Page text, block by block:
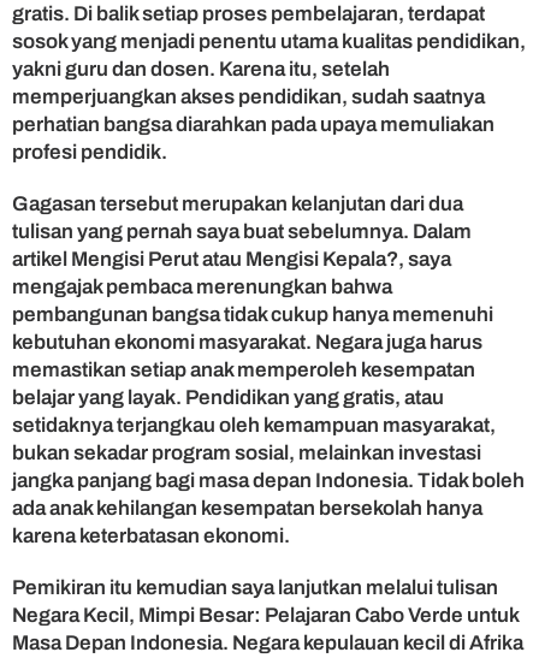
G
u
u
d
a
o
s
gratis. Di balik setiap proses pembelajaran, terdapat
sosok yang menjadi penentu utama kualitas pendidikan,
yakni guru dan dosen. Karena itu, setelah
memperjuangkan akses pendidikan, sudah saatnya
perhatian bangsa diarahkan pada upaya memuliakan
profesi pendidik.
Gagasan tersebut merupakan kelanjutan dari dua
tulisan yang pernah saya buat sebelumnya. Dalam
artikel Mengisi Perut atau Mengisi Kepala?, saya
mengajak pembaca merenungkan bahwa
pembangunan bangsa tidak cukup hanya memenuhi
kebutuhan ekonomi masyarakat. Negara juga harus
memastikan setiap anak memperoleh kesempatan
belajar yang layak. Pendidikan yang gratis, atau
setidaknya terjangkau oleh kemampuan masyarakat,
bukan sekadar program sosial, melainkan investasi
jangka panjang bagi masa depan Indonesia. Tidak boleh
ada anak kehilangan kesempatan bersekolah hanya
karena keterbatasan ekonomi.
Pemikiran itu kemudian saya lanjutkan melalui tulisan
Negara Kecil, Mimpi Besar: Pelajaran Cabo Verde untuk
Masa Depan Indonesia. Negara kepulauan kecil di Afrika